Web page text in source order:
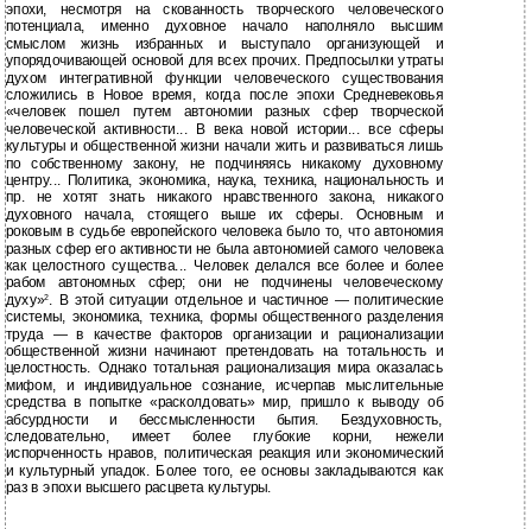
эпохи, несмотря на скованность творческого человеческого
потенциала, именно духовное начало наполняло высшим
смыслом жизнь избранных и выступало организующей и
упорядочивающей основой для всех прочих. Предпосылки утраты
духом интегративной функции человеческого существования
сложились в Новое время, когда после эпохи Средневековья
«человек пошел путем автономии разных сфер творческой
человеческой активности... В века новой истории... все сферы
культуры и общественной жизни начали жить и развиваться лишь
по собственному закону, не подчиняясь никакому духовному
центру... Политика, экономика, наука, техника, национальность и
пр. не хотят знать никакого нравственного закона, никакого
духовного начала, стоящего выше их сферы. Основным и
роковым в судьбе европейского человека было то, что автономия
разных сфер его активности не была автономией самого человека
как целостного существа... Человек делался все более и более
рабом автономных сфер; они не подчинены человеческому
духу»2. В этой ситуации отдельное и частичное — политические
системы, экономика, техника, формы общественного разделения
труда — в качестве факторов организации и рационализации
общественной жизни начинают претендовать на тотальность и
целостность. Однако тотальная рационализация мира оказалась
мифом, и индивидуальное сознание, исчерпав мыслительные
средства в попытке «расколдовать» мир, пришло к выводу об
абсурдности и бессмысленности бытия. Бездуховность,
следовательно, имеет более глубокие корни, нежели
испорченность нравов, политическая реакция или экономический
и культурный упадок. Более того, ее основы закладываются как
раз в эпохи высшего расцвета культуры.